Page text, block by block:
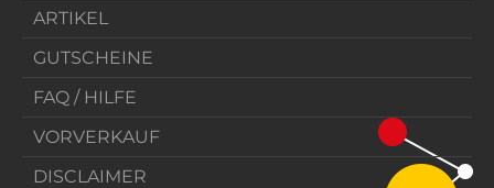
ARTIKEL
GUTSCHEINE
FAQ / HILFE
VORVERKAUF
DISCLAIMER